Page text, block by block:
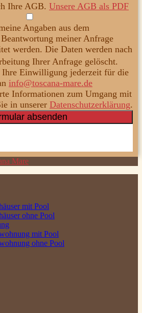
Ihre AGB. Unsere AGB als PDF
Angaben aus dem
meiner Anfrage
werden. Die Daten werden nach
Ihrer Anfrage gelöscht.
Einwilligung jederzeit für die
info@toscana-mare.de
Informationen zum Umgang mit
in unserer Datenschutzerklärung.
Mare
mit Pool
ohne Pool
mit Pool
ohne Pool